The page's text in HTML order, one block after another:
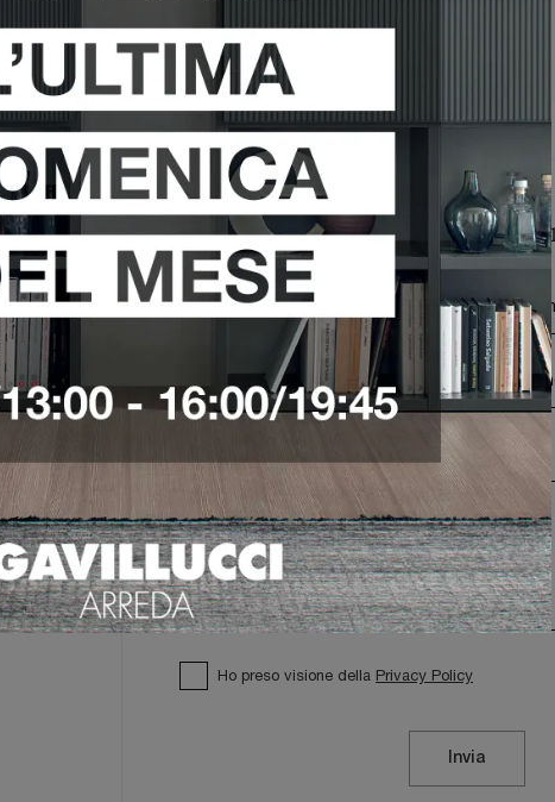
Richiedi Maggiori
Ho preso visione della Privacy Policy
Invia